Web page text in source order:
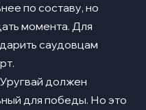
по составу, но
момента. Для
саудовцам
должен
для победы. Но это